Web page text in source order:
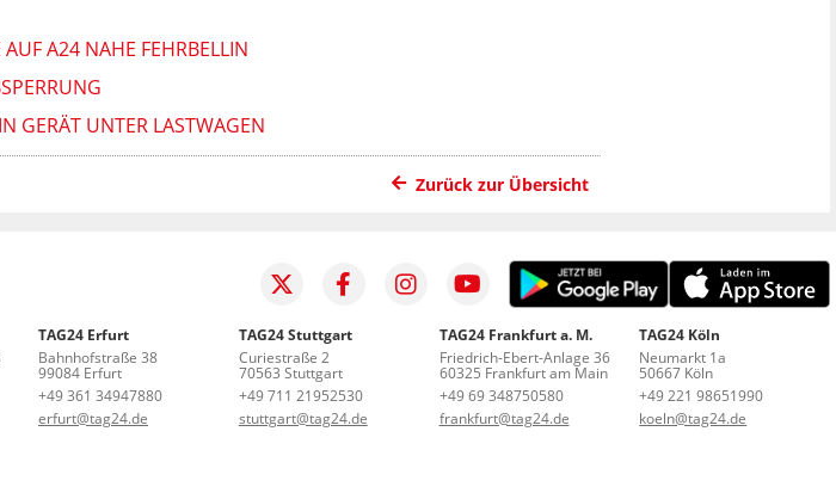
A24 NAHE FEHRBELLIN
GERÄT UNTER LASTWAGEN
Zurück zur Übersicht
TAG24 Erfurt
Bahnhofstraße 38
99084 Erfurt
+49 361 34947880
erfurt@tag24.de
TAG24 Stuttgart
Curiestraße 2
70563 Stuttgart
+49 711 21952530
stuttgart@tag24.de
TAG24 Frankfurt a. M.
Friedrich-Ebert-Anlage 36
60325 Frankfurt am Main
+49 69 348750580
frankfurt@tag24.de
TAG24 Köln
Neumarkt 1a
50667 Köln
+49 221 98651990
koeln@tag24.de